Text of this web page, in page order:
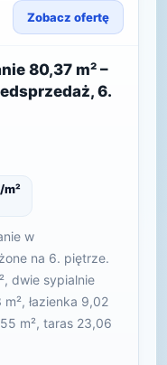
Zobacz ofertę
80,37 m² –
6.
m²
w
na 6. piętrze.
dwie sypialnie
łazienka 9,02
m², taras 23,06